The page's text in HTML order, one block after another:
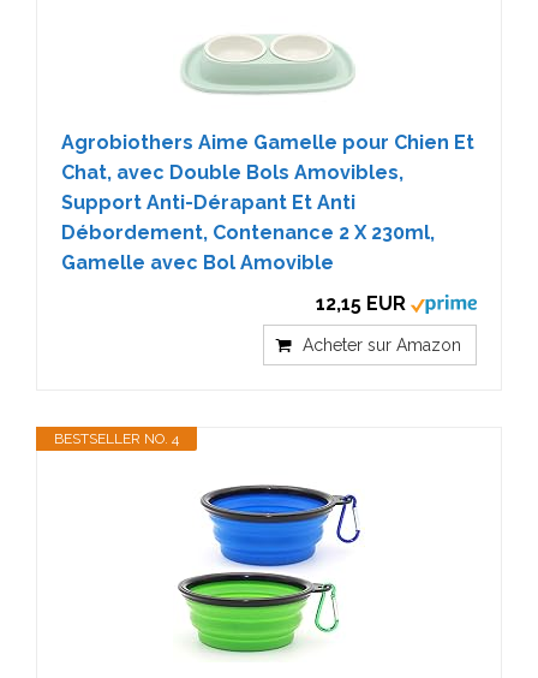
Agrobiothers Aime Gamelle pour Chien Et
Chat, avec Double Bols Amovibles,
Support Anti-Dérapant Et Anti
Débordement, Contenance 2 X 230ml,
Gamelle avec Bol Amovible
12,15 EUR
Acheter sur Amazon
BESTSELLER NO. 4